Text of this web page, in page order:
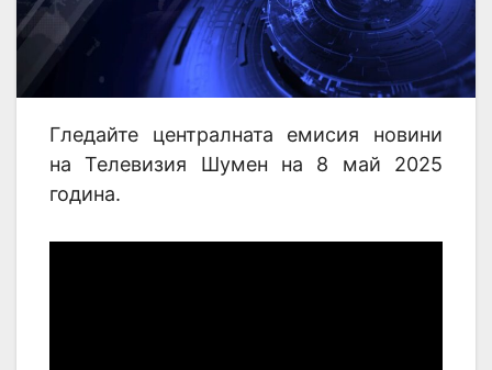
Гледайте централната емисия новини
на Телевизия Шумен на 8 май 2025
година.